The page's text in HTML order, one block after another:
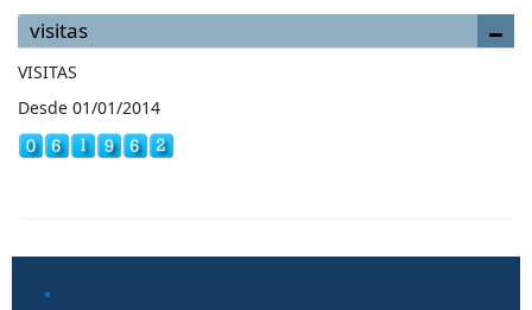
visitas
VISITAS
Desde 01/01/2014